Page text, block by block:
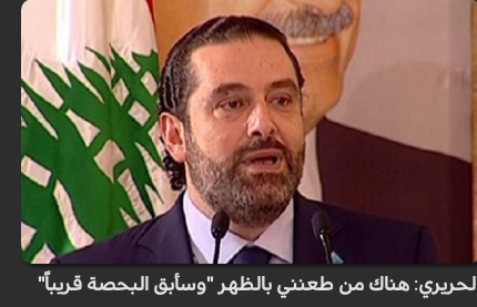
الحريري: هناك من طعنني بالظهر "وسأبق البحصة قريباً"